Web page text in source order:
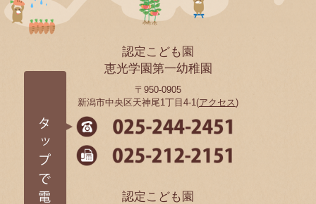
認定こども園
恵光学園第一幼稚園
〒950-0905
新潟市中央区天神尾1丁目4-1(アクセス)
認定こども園